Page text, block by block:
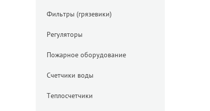
Фильтры (грязевики)
Регуляторы
Пожарное оборудование
Счетчики воды
Теплосчетчики